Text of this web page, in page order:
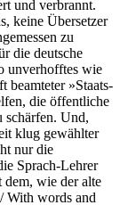
und verbrannt.
keine Übersetzer
zu
die deutsche
unverhofftes wie
beamteter »Staats­
die öffentliche
schärfen. Und,
klug gewählter
nur die
Sprach-Lehrer
dem, wie der alte
With words and